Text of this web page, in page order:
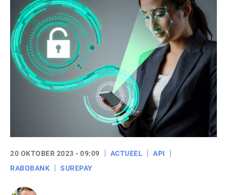
20 OKTOBER 2023 - 09:09 ACTUEEL
API
RABOBANK
SUREPAY